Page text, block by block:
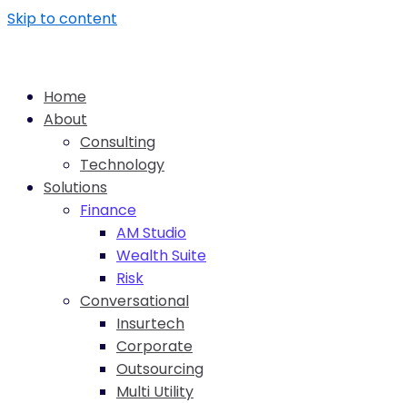
Skip to content
Home
About
Consulting
Technology
Solutions
Finance
AM Studio
Wealth Suite
Risk
Conversational
Insurtech
Corporate
Outsourcing
Multi Utility